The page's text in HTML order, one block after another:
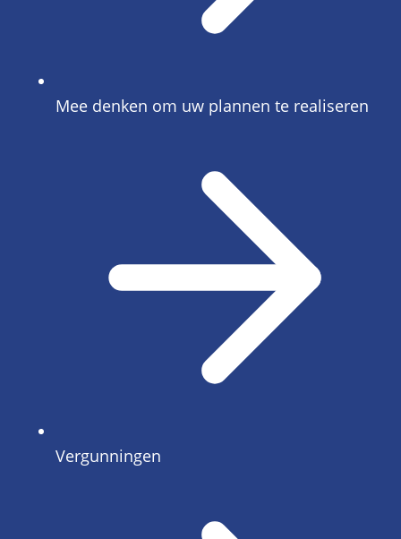
Mee denken om uw plannen te realiseren
Vergunningen